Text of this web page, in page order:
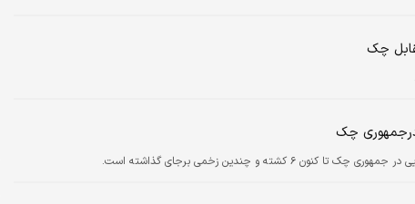
چک
درجمهوری چک
کشته و چندین زخمی برجای گذاشته است.